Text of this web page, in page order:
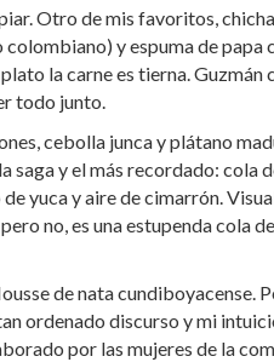
Otro de mis favoritos,
y espuma de papa
la carne es tierna.
todo junto.
cebolla junca y plátano
saga y el más recordado:
yuca y aire de cimarrón.
no, es una estupenda cola
de nata
ordenado discurso y mi
por las mujeres de la